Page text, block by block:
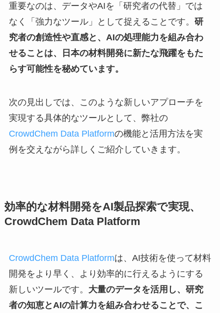
重要なのは、データやAIを「研究者の代替」では
なく「強力なツール」として捉えることです。 研
究者の創造性や直感と、AIの処理能力を組み合わ
せることは、日本の材料開発に新たな飛躍をもた
らす可能性を秘めています。
次の見出しでは、このような新しいアプローチを
実現する具体的なツールとして、弊社の
CrowdChem Data Platformの機能と活用方法を実
例を交えながら詳しくご紹介していきます。
効率的な材料開発をAI製品探索で実現、
CrowdChem Data Platform
CrowdChem Data Platformは、AI技術を使って材料
開発をより早く、より効率的に行えるようにする
新しいツールです。 大量のデータを活用し、研究
者の知恵とAIの計算力を組み合わせることで、こ